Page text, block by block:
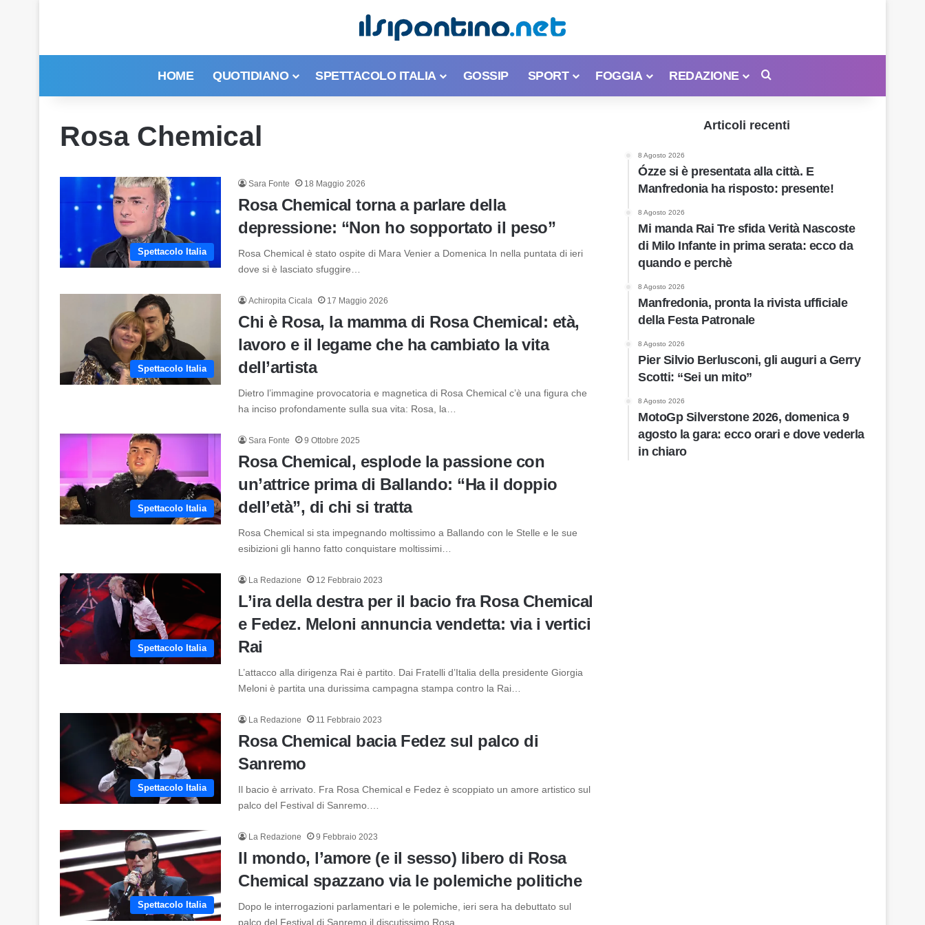
HOME QUOTIDIANO SPETTACOLO ITALIA GOSSIP SPORT FOGGIA REDAZIONE
Rosa Chemical
Spettacolo Italia
Sara Fonte 18 Maggio 2026
Rosa Chemical torna a parlare della
depressione: “Non ho sopportato il peso”
Rosa Chemical è stato ospite di Mara Venier a Domenica In nella puntata di ieri
dove si è lasciato sfuggire…
Spettacolo Italia
Achiropita Cicala 17 Maggio 2026
Chi è Rosa, la mamma di Rosa Chemical: età,
lavoro e il legame che ha cambiato la vita
dell’artista
Dietro l’immagine provocatoria e magnetica di Rosa Chemical c’è una figura che
ha inciso profondamente sulla sua vita: Rosa, la…
Spettacolo Italia
Sara Fonte 9 Ottobre 2025
Rosa Chemical, esplode la passione con
un’attrice prima di Ballando: “Ha il doppio
dell’età”, di chi si tratta
Rosa Chemical si sta impegnando moltissimo a Ballando con le Stelle e le sue
esibizioni gli hanno fatto conquistare moltissimi…
Spettacolo Italia
La Redazione 12 Febbraio 2023
L’ira della destra per il bacio fra Rosa Chemical
e Fedez. Meloni annuncia vendetta: via i vertici
Rai
L’attacco alla dirigenza Rai è partito. Dai Fratelli d’Italia della presidente Giorgia
Meloni è partita una durissima campagna stampa contro la Rai…
Spettacolo Italia
La Redazione 11 Febbraio 2023
Rosa Chemical bacia Fedez sul palco di
Sanremo
Il bacio è arrivato. Fra Rosa Chemical e Fedez è scoppiato un amore artistico sul
palco del Festival di Sanremo.…
Spettacolo Italia
La Redazione 9 Febbraio 2023
Il mondo, l’amore (e il sesso) libero di Rosa
Chemical spazzano via le polemiche politiche
Dopo le interrogazioni parlamentari e le polemiche, ieri sera ha debuttato sul
palco del Festival di Sanremo il discutissimo Rosa…
Articoli recenti
8 Agosto 2026
Ózze si è presentata alla città. E
Manfredonia ha risposto: presente!
8 Agosto 2026
Mi manda Rai Tre sfida Verità Nascoste
di Milo Infante in prima serata: ecco da
quando e perchè
8 Agosto 2026
Manfredonia, pronta la rivista ufficiale
della Festa Patronale
8 Agosto 2026
Pier Silvio Berlusconi, gli auguri a Gerry
Scotti: “Sei un mito”
8 Agosto 2026
MotoGp Silverstone 2026, domenica 9
agosto la gara: ecco orari e dove vederla
in chiaro